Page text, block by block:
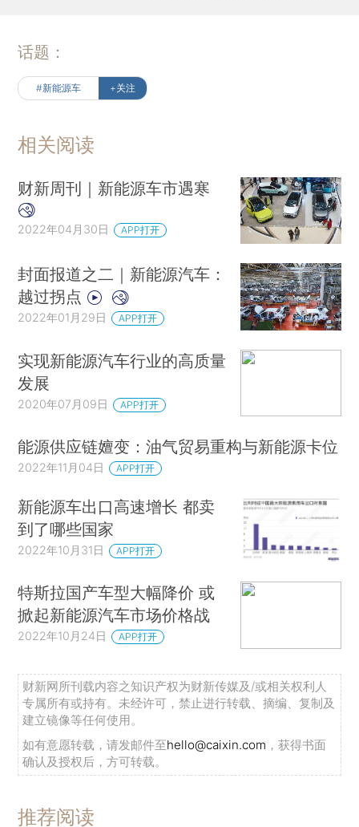
话题：
#新能源车 +关注
相关阅读
财新周刊｜新能源车市遇寒
2022年04月30日 APP打开
封面报道之二｜新能源汽车：
越过拐点
2022年01月29日 APP打开
实现新能源汽车行业的高质量
发展
2020年07月09日 APP打开
能源供应链嬗变：油气贸易重构与新能源卡位
2022年11月04日 APP打开
新能源车出口高速增长 都卖
到了哪些国家
2022年10月31日 APP打开
特斯拉国产车型大幅降价 或
掀起新能源汽车市场价格战
2022年10月24日 APP打开
财新网所刊载内容之知识产权为财新传媒及/或相关权利人
专属所有或持有。未经许可，禁止进行转载、摘编、复制及
建立镜像等任何使用。
如有意愿转载，请发邮件至hello@caixin.com ，获得书面
确认及授权后，方可转载。
推荐阅读